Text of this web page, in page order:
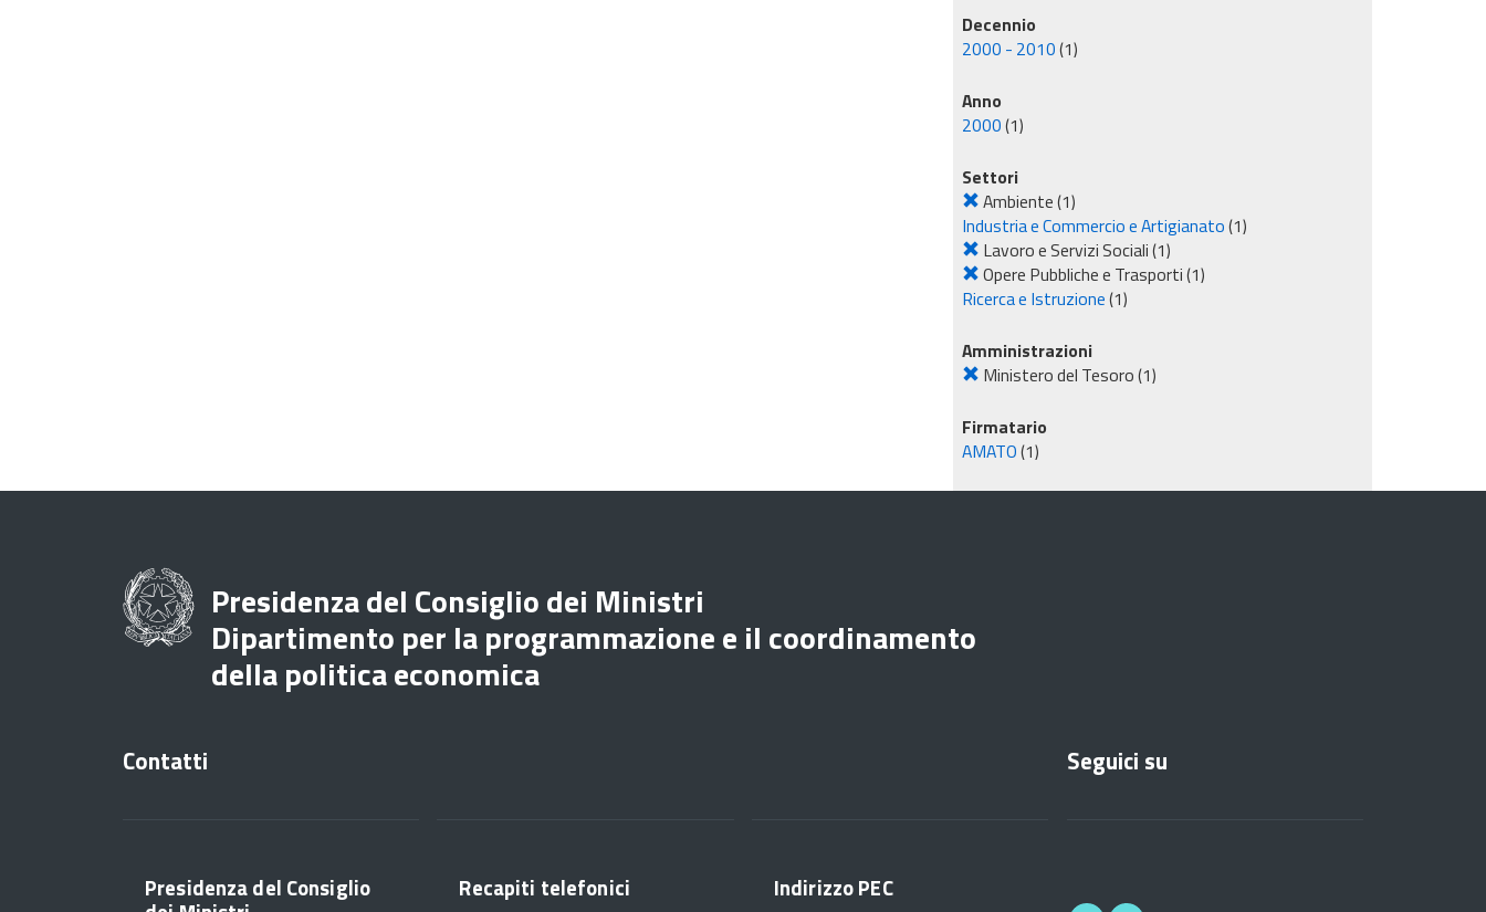
Decennio
2000 - 2010(1)
Anno
2000(1)
Settori
Ambiente(1)
Industria e Commercio e Artigianato(1)
Lavoro e Servizi Sociali(1)
Opere Pubbliche e Trasporti(1)
Ricerca e Istruzione(1)
Amministrazioni
Ministero del Tesoro(1)
Firmatario
AMATO(1)
Presidenza del Consiglio dei Ministri
Dipartimento per la programmazione e il coordinamento
della politica economica
Contatti
Presidenza del Consiglio Recapiti telefonici Indirizzo PEC
Seguici su